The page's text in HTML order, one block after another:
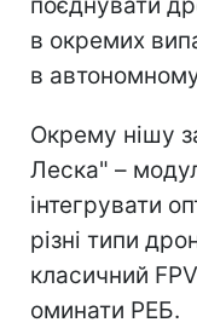
в окремих
в
Окрему нішу
Леска" –
інтегрувати
різні типи
класичний
оминати РЕБ.